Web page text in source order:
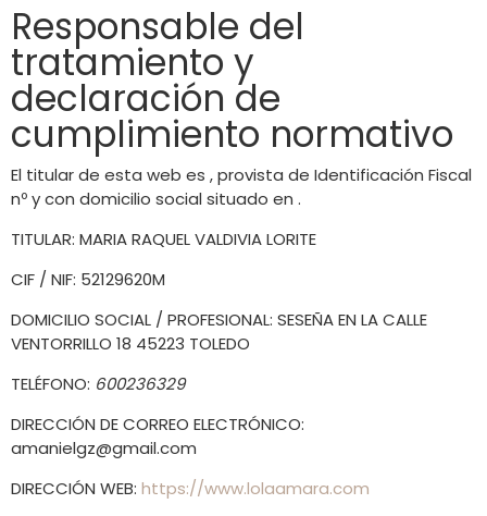
Responsable del
tratamiento y
declaración de
cumplimiento normativo
El titular de esta web es , provista de Identificación Fiscal
nº y con domicilio social situado en .
TITULAR: MARIA RAQUEL VALDIVIA LORITE
CIF / NIF: 52129620M
DOMICILIO SOCIAL / PROFESIONAL: SESEÑA EN LA CALLE
VENTORRILLO 18 45223 TOLEDO
TELÉFONO: 600236329
DIRECCIÓN DE CORREO ELECTRÓNICO:
amanielgz@gmail.com
DIRECCIÓN WEB: https://www.lolaamara.com